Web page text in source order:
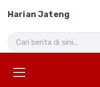
Harian Jateng